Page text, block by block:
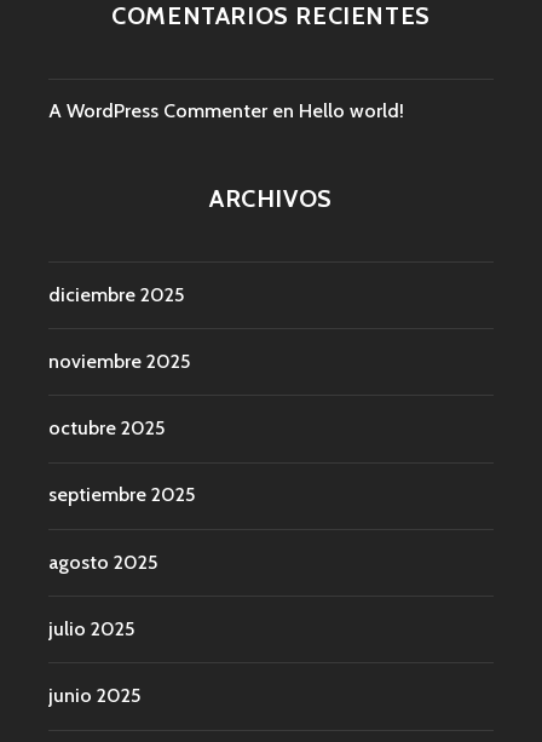
COMENTARIOS RECIENTES
A WordPress Commenter en Hello world!
ARCHIVOS
diciembre 2025
noviembre 2025
octubre 2025
septiembre 2025
agosto 2025
julio 2025
junio 2025